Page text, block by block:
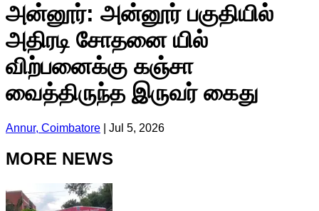
அன்னூர்: அன்னூர் பகுதியில்
அதிரடி சோதனை யில்
விற்பனைக்கு கஞ்சா
வைத்திருந்த இருவர் கைது
Annur, Coimbatore Jul 5, 2026
MORE NEWS